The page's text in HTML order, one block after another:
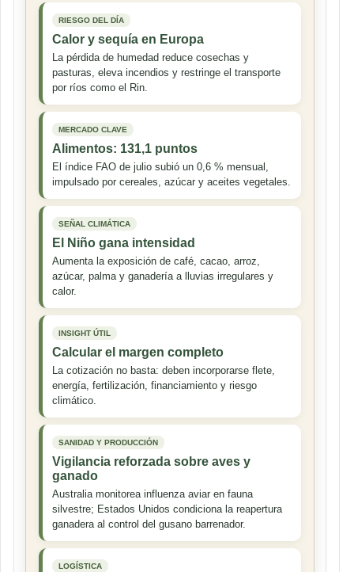
RIESGO DEL DÍA
Calor y sequía en Europa
La pérdida de humedad reduce cosechas y
pasturas, eleva incendios y restringe el transporte
por ríos como el Rin.
MERCADO CLAVE
Alimentos: 131,1 puntos
El índice FAO de julio subió un 0,6 % mensual,
impulsado por cereales, azúcar y aceites vegetales.
SEÑAL CLIMÁTICA
El Niño gana intensidad
Aumenta la exposición de café, cacao, arroz,
azúcar, palma y ganadería a lluvias irregulares y
calor.
INSIGHT ÚTIL
Calcular el margen completo
La cotización no basta: deben incorporarse flete,
energía, fertilización, financiamiento y riesgo
climático.
SANIDAD Y PRODUCCIÓN
Vigilancia reforzada sobre aves y
ganado
Australia monitorea influenza aviar en fauna
silvestre; Estados Unidos condiciona la reapertura
ganadera al control del gusano barrenador.
LOGÍSTICA